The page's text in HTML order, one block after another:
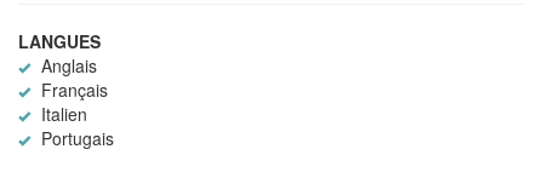
LANGUES
Anglais
Français
Italien
Portugais